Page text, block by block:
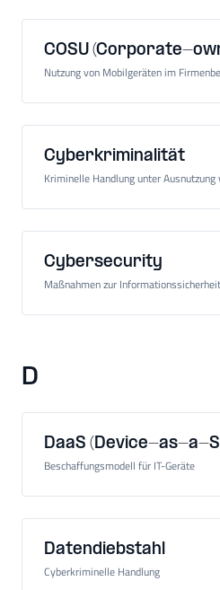
COSU (Corporate-
Nutzung von Mobilgeräten im
Cyberkriminalität
Kriminelle Handlung unter
Cybersecurity
Maßnahmen zur
D
DaaS (Device-as-a-
Beschaffungsmodell für IT-Geräte
Datendiebstahl
Cyberkriminelle Handlung